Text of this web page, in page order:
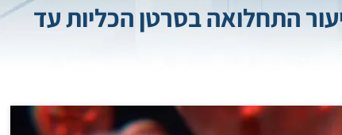
התחלואה בסרטן הכליות עד